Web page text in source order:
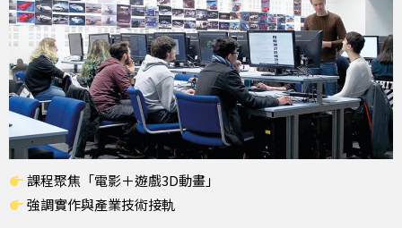
課程聚焦「電影＋遊戲3D動畫」
強調實作與產業技術接軌